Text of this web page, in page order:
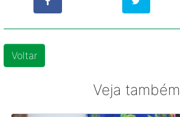
Voltar
Veja também